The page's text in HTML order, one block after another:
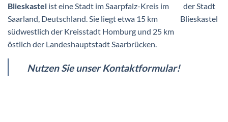
Blieskastel ist eine Stadt im Saarpfalz-Kreis im
Saarland, Deutschland. Sie liegt etwa 15 km
südwestlich der Kreisstadt Homburg und 25 km
östlich der Landeshauptstadt Saarbrücken.
Nutzen Sie unser Kontaktformular!